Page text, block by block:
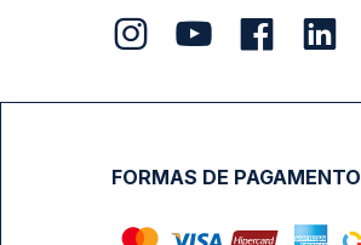
FORMAS DE PAGAMENTO